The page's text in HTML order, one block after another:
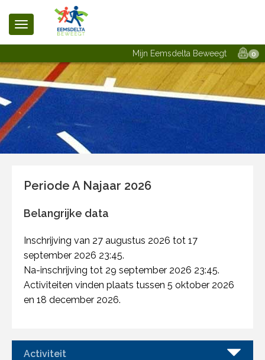
Mijn Eemsdelta Beweegt 0
Periode A Najaar 2026
Belangrijke data
Inschrijving van 27 augustus 2026 tot 17
september 2026 23:45.
Na-inschrijving tot 29 september 2026 23:45.
Activiteiten vinden plaats tussen 5 oktober 2026
en 18 december 2026.
Activiteit